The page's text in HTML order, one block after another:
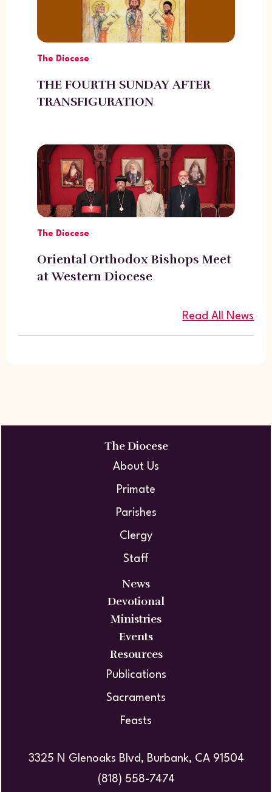
The Diocese
THE FOURTH SUNDAY AFTER
TRANSFIGURATION
The Diocese
Oriental Orthodox Bishops Meet
at Western Diocese
Read All News
The Diocese
About Us
Primate
Parishes
Clergy
Staff
News
Devotional
Ministries
Events
Resources
Publications
Sacraments
Feasts
3325 N Glenoaks Blvd, Burbank, CA 91504
(818) 558-7474